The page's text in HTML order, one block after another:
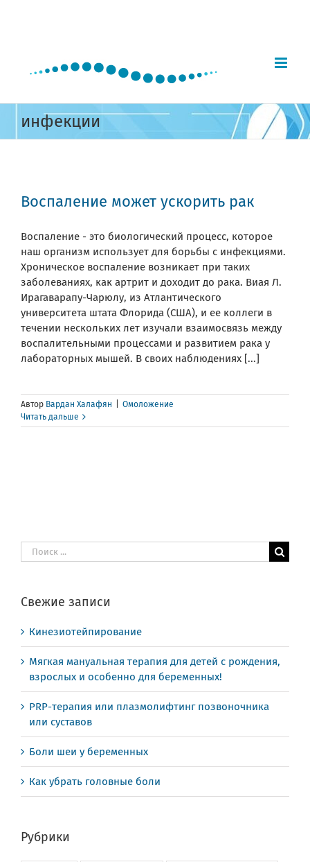
инфекции
Воспаление может ускорить рак
Воспаление - это биологический процесс, которое
наш организм использует для борьбы с инфекциями.
Хроническое воспаление возникает при таких
заболеваниях, как артрит и доходит до рака. Виая Л.
Ирагаварапу-Чарюлу, из Атлантического
университета штата Флорида (США), и ее коллеги в
течении нескольких лет изучали взаимосвязь между
воспалительными процессами и развитием рака у
лабораторных мышей. В своих наблюдениях [...]
Автор Вардан Халафян
Омоложение
Читать дальше
Результат
поиска:
Свежие записи
Кинезиотейпирование
Мягкая мануальная терапия для детей с рождения,
взрослых и особенно для беременных!
PRP-терапия или плазмолифтинг позвоночника
или суставов
Боли шеи у беременных
Как убрать головные боли
Рубрики